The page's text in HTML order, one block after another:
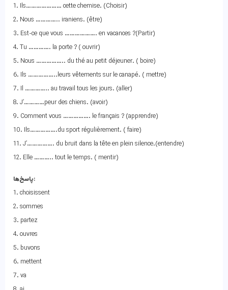
1. Ils………………… cette chemise. (Choisir)
2. Nous ………….. iraniens. (être)
3. Est-ce que vous ………………. en vacances ?(Partir)
4. Tu …………. la porte ? ( ouvrir)
5. Nous …………….. du thé au petit déjeuner. ( boire)
6. Ils ……………..leurs vêtements sur le canapé. ( mettre)
7. Il ………….. au travail tous les jours. (aller)
8. J’…………peur des chiens. (avoir)
9. Comment vous ……………. le français ? (apprendre)
10. Ils…………….du sport régulièrement. ( faire)
11. J’……………. du bruit dans la tête en plein silence.(entendre)
12. Elle ……….. tout le temps. ( mentir)
پاسخ‌ها:
1. choisissent
2. sommes
3. partez
4. ouvres
5. buvons
6. mettent
7. va